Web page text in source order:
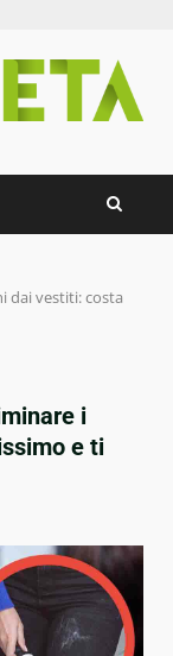
dai vestiti: costa
i
e ti